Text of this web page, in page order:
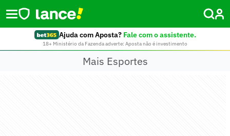
Ajuda com Aposta? Fale com o assistente.
18+ Ministério da Fazenda adverte: Aposta não é investimento
Mais Esportes